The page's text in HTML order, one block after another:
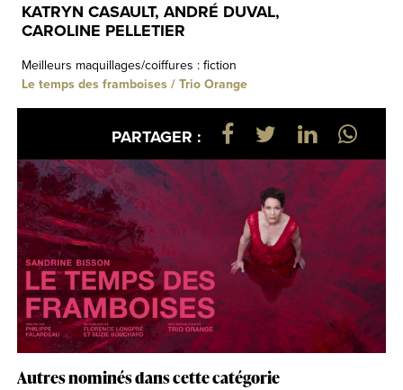
KATRYN CASAULT, ANDRÉ DUVAL,
CAROLINE PELLETIER
Meilleurs maquillages/coiffures : fiction
Le temps des framboises / Trio Orange
PARTAGER :
Autres nominés dans cette catégorie